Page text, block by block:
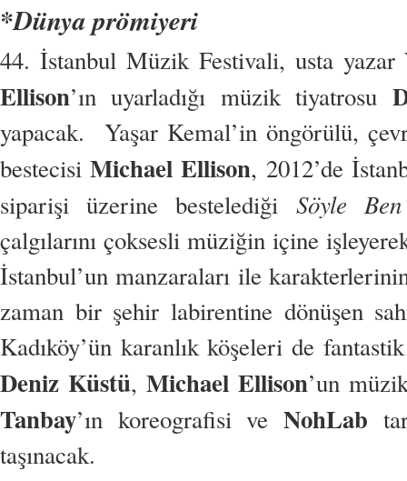
*Dünya prömiyeri
44. İstanbul Müzik Festivali, usta yazar
Ellison’ın uyarladığı müzik tiyatrosu
yapacak. Yaşar Kemal’in öngörülü,
bestecisiMichael Ellison, 2012’de
siparişi üzerine bestelediği Söyle
çalgılarını çoksesli müziğin içine
İstanbul’un manzaraları ile
zaman bir şehir labirentine dönüşen
Kadıköy’ün karanlık köşeleri de
Deniz Küstü, Michael Ellison’un
Tanbay’ın koreografisi veNohLab
taşınacak.